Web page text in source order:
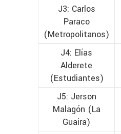
J3: Carlos
Paraco
(Metropolitanos)
J4: Elías
Alderete
(Estudiantes)
J5: Jerson
Malagón (La
Guaira)